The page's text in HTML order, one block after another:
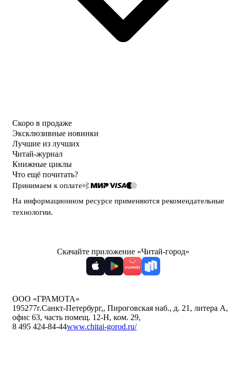
Скоро в продаже
Эксклюзивные новинки
Лучшие из лучших
Читай-журнал
Книжные циклы
Что ещё почитать?
Принимаем к оплате
На информационном ресурсе применяются рекомендательные
технологии.
Скачайте приложение «Читай-город»
ООО «ГРАМОТА»
195277г.Санкт-Петербург,, Пироговская наб., д. 21, литера А,
офис 63, часть помещ. 12-Н, ком. 29,
8 495 424-84-44www.chitai-gorod.ru/